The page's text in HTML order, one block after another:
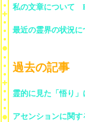
私の文章について
最近の霊界の状況
過去の記事
霊的に見た「悟り
アセンションに関